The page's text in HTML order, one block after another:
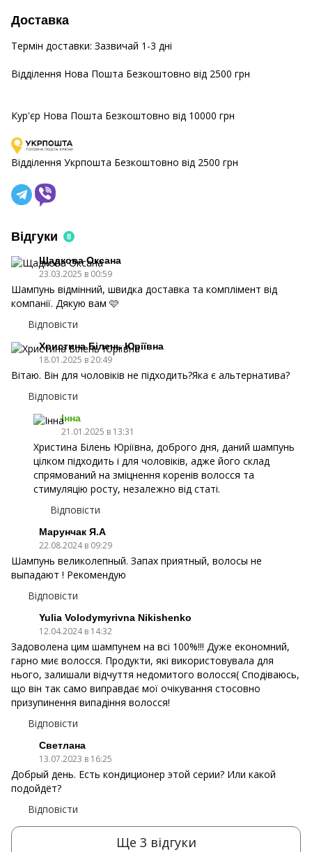
Доставка
Термiн доставки: Зазвичай 1-3 днi
Відділення Нова Пошта Безкоштовно від 2500 грн
Кур'єр Нова Пошта Безкоштовно від 10000 грн
Відділення Укрпошта Безкоштовно від 2500 грн
Відгуки 8
Щадкова Оксана
23.03.2025 в 00:59
Шампунь відмінний, швидка доставка та комплімент від
компанії. Дякую вам 🩷
Відповісти
Христина Білень Юріївна
18.01.2025 в 20:49
Вітаю. Він для чоловіків не підходить?Яка є альтернатива?
Відповісти
Інна
21.01.2025 в 13:31
Христина Білень Юріївна, доброго дня, даний шампунь
цілком підходить і для чоловіків, адже його склад
спрямований на зміцнення коренів волосся та
стимуляцію росту, незалежно від статі.
Відповісти
Марунчак Я.А
22.08.2024 в 09:29
Шампунь великолепный. Запах приятный, волосы не
выпадают ! Рекомендую
Відповісти
Yulia Volodymyrivna Nikishenko
12.04.2024 в 14:32
Задоволена цим шампунем на всі 100%!!! Дуже економний,
гарно миє волосся. Продукти, які використовувала для
нього, залишали відчуття недомитого волосся( Сподіваюсь,
що він так само виправдає мої очікування стосовно
призупинення випадіння волосся!
Відповісти
Светлана
13.07.2023 в 16:25
Добрый день. Есть кондиционер этой серии? Или какой
подойдёт?
Відповісти
Ще 3 відгуки